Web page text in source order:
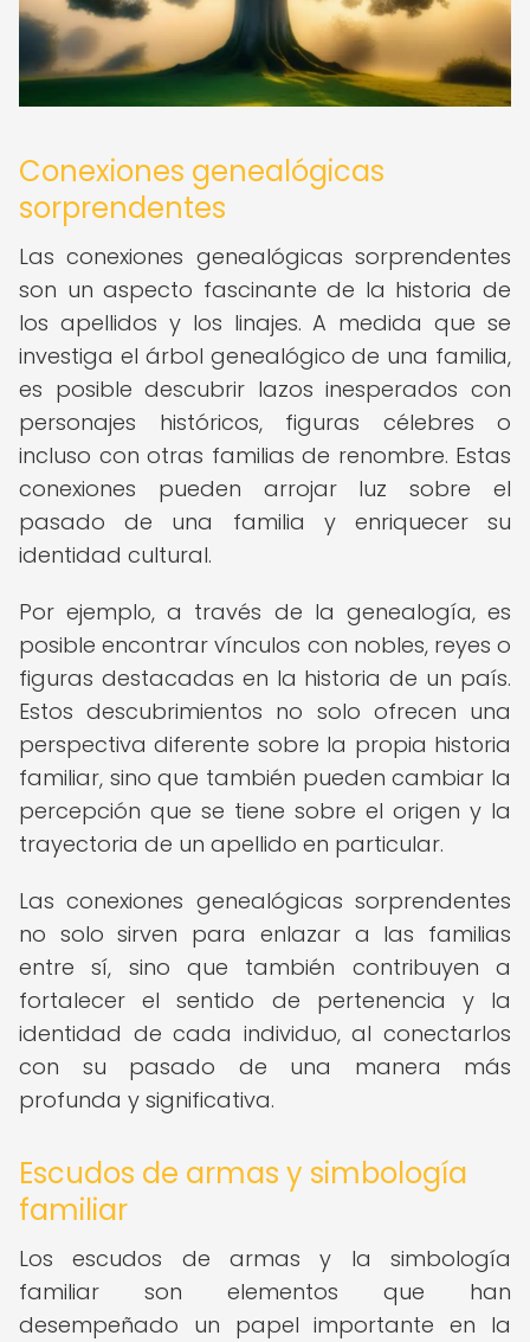
Conexiones genealógicas
sorprendentes
Las conexiones genealógicas sorprendentes
son un aspecto fascinante de la historia de
los apellidos y los linajes. A medida que se
investiga el árbol genealógico de una familia,
es posible descubrir lazos inesperados con
personajes históricos, figuras célebres o
incluso con otras familias de renombre. Estas
conexiones pueden arrojar luz sobre el
pasado de una familia y enriquecer su
identidad cultural.
Por ejemplo, a través de la genealogía, es
posible encontrar vínculos con nobles, reyes o
figuras destacadas en la historia de un país.
Estos descubrimientos no solo ofrecen una
perspectiva diferente sobre la propia historia
familiar, sino que también pueden cambiar la
percepción que se tiene sobre el origen y la
trayectoria de un apellido en particular.
Las conexiones genealógicas sorprendentes
no solo sirven para enlazar a las familias
entre sí, sino que también contribuyen a
fortalecer el sentido de pertenencia y la
identidad de cada individuo, al conectarlos
con su pasado de una manera más
profunda y significativa.
Escudos de armas y simbología
familiar
Los escudos de armas y la simbología
familiar son elementos que han
desempeñado un papel importante en la